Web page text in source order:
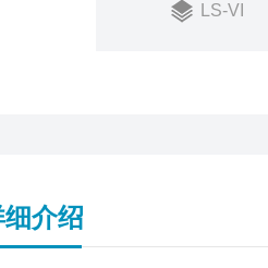
LS-VI
介绍